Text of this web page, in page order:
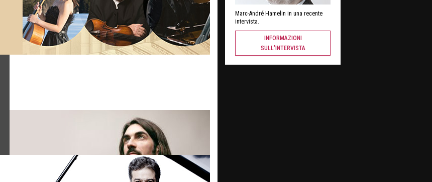
Marc-André Hamelin in una recente
intervista.
INFORMAZIONI
SULL'INTERVISTA